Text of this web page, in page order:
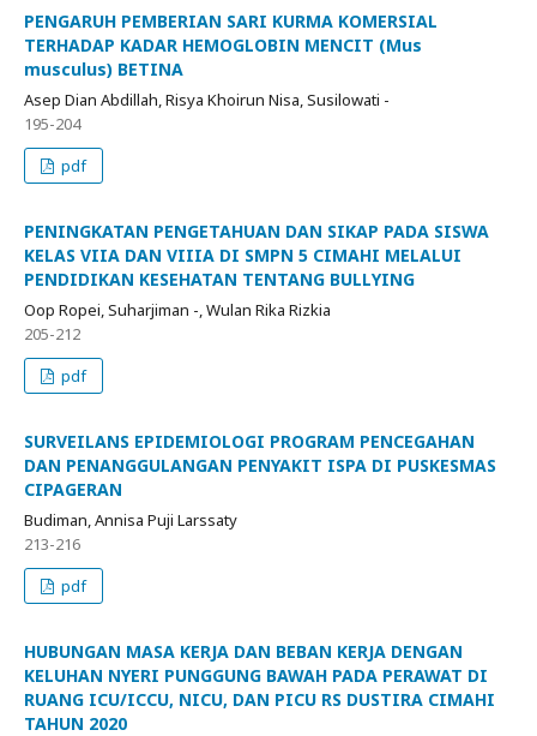
PENGARUH PEMBERIAN SARI KURMA KOMERSIAL
TERHADAP KADAR HEMOGLOBIN MENCIT (Mus
musculus) BETINA
Asep Dian Abdillah, Risya Khoirun Nisa, Susilowati -
195-204
pdf
PENINGKATAN PENGETAHUAN DAN SIKAP PADA SISWA
KELAS VIIA DAN VIIIA DI SMPN 5 CIMAHI MELALUI
PENDIDIKAN KESEHATAN TENTANG BULLYING
Oop Ropei, Suharjiman -, Wulan Rika Rizkia
205-212
pdf
SURVEILANS EPIDEMIOLOGI PROGRAM PENCEGAHAN
DAN PENANGGULANGAN PENYAKIT ISPA DI PUSKESMAS
CIPAGERAN
Budiman, Annisa Puji Larssaty
213-216
pdf
HUBUNGAN MASA KERJA DAN BEBAN KERJA DENGAN
KELUHAN NYERI PUNGGUNG BAWAH PADA PERAWAT DI
RUANG ICU/ICCU, NICU, DAN PICU RS DUSTIRA CIMAHI
TAHUN 2020